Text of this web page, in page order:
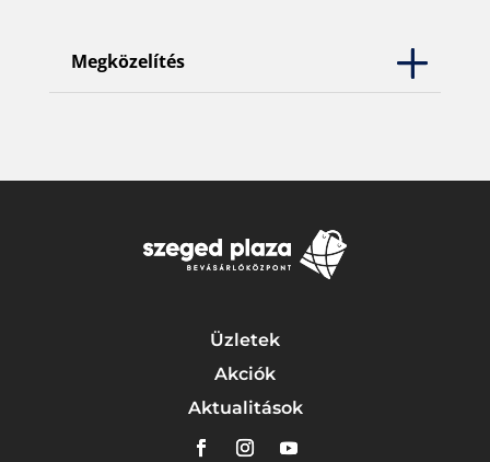
Megközelítés
Üzletek
Akciók
Aktualitások